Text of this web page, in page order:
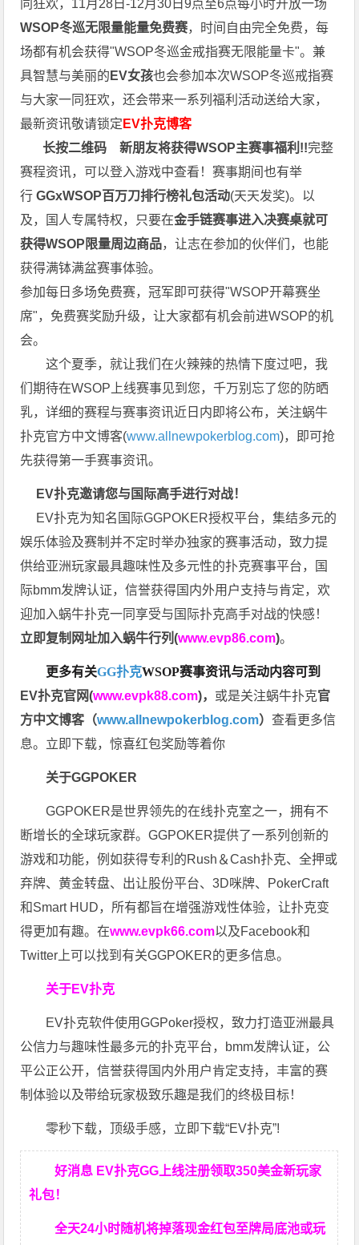
同狂欢，11月28日-12月30日9点至6点每小时开放一场
WSOP冬巡无限量能量免费赛，时间自由完全免费，每
场都有机会获得"WSOP冬巡金戒指赛无限能量卡"。兼
具智慧与美丽的 EV女孩也会参加本次WSOP冬巡戒指赛
与大家一同狂欢，还会带来一系列福利活动送给大家，
最新资讯敬请锁定 EV扑克博客
长按二维码新朋友将获得WSOP主赛事福利!!完整
赛程资讯，可以登入游戏中查看！赛事期间也有举
行 GGxWSOP百万刀排行榜礼包活动(天天发奖)。以
及，国人专属特权，只要在金手链赛事进入决赛桌就可
获得WSOP限量周边商品，让志在参加的伙伴们，也能
获得满钵满盆赛事体验。
参加每日多场免费赛，冠军即可获得"WSOP开幕赛坐
席"，免费赛奖励升级，让大家都有机会前进WSOP的机
会。
这个夏季，就让我们在火辣辣的热情下度过吧，我
们期待在WSOP上线赛事见到您，千万别忘了您的防晒
乳，详细的赛程与赛事资讯近日内即将公布，关注蜗牛
扑克官方中文博客(www.allnewpokerblog.com)，即可抢
先获得第一手赛事资讯。
EV扑克邀请您与国际高手进行对战！
EV扑克为知名国际GGPOKER授权平台，集结多元的
娱乐体验及赛制并不定时举办独家的赛事活动，致力提
供给亚洲玩家最具趣味性及多元性的扑克赛事平台，国
际bmm发牌认证，信誉获得国内外用户支持与肯定，欢
迎加入蜗牛扑克一同享受与国际扑克高手对战的快感！
立即复制网址加入蜗牛行列(www.evp86.com)。
更多有关GG扑克WSOP赛事资讯与活动内容可到
EV扑克官网(www.evpk88.com)， 或是关注蜗牛扑克官
方中文博客（www.allnewpokerblog.com）查看更多信
息。立即下载，惊喜红包奖励等着你
关于GGPOKER
GGPOKER是世界领先的在线扑克室之一，拥有不
断增长的全球玩家群。GGPOKER提供了一系列创新的
游戏和功能，例如获得专利的Rush＆Cash扑克、全押或
弃牌、黄金转盘、出让股份平台、3D咪牌、PokerCraft
和Smart HUD，所有都旨在增强游戏性体验，让扑克变
得更加有趣。在www.evpk66.com以及Facebook和
Twitter上可以找到有关GGPOKER的更多信息。
关于EV扑克
EV扑克软件使用GGPoker授权，致力打造亚洲最具
公信力与趣味性最多元的扑克平台，bmm发牌认证，公
平公正公开，信誉获得国内外用户肯定支持，丰富的赛
制体验以及带给玩家极致乐趣是我们的终极目标！
零秒下载，顶级手感，立即下载“EV扑克”!
好消息 EV扑克GG上线注册领取350美金新玩家
礼包！
全天24小时随机将掉落现金红包至牌局底池或玩